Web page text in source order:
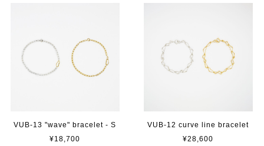
VUB-13 "wave" bracelet - S
¥18,700
VUB-12 curve line bracelet
¥28,600